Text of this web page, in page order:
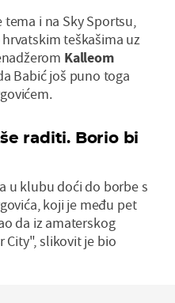
i na Sky Sportsu,
teškašima uz
Kalleom
Babić još puno toga
raditi. Borio bi
u klubu doći do borbe s
koji je među pet
da iz amaterskog
City", slikovit je bio